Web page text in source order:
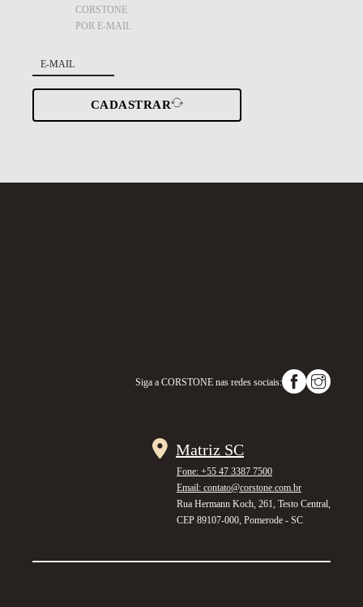
CORSTONE
POR E-MAIL
CADASTRAR
Siga a CORSTONE nas redes sociais:
Matriz SC
Fone: +55 47 3387 7500
Email: contato@corstone.com.br
Rua Hermann Koch, 261, Testo Central,
CEP 89107-000, Pomerode - SC